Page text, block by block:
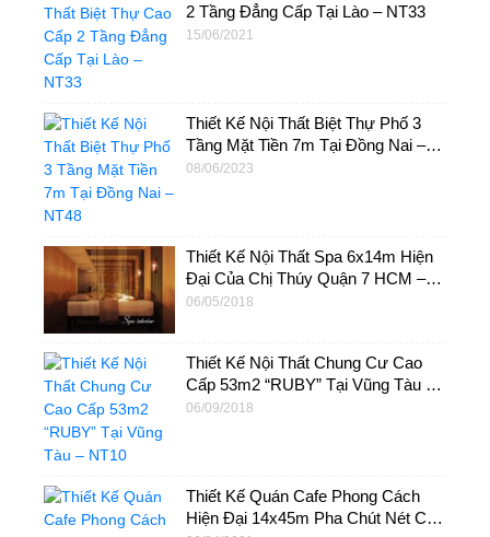
2 Tầng Đẳng Cấp Tại Lào – NT33
15/06/2021
Thiết Kế Nội Thất Biệt Thự Phố 3
Tầng Mặt Tiền 7m Tại Đồng Nai –
NT48
08/06/2023
Thiết Kế Nội Thất Spa 6x14m Hiện
Đại Của Chị Thúy Quận 7 HCM –
NTSP01
06/05/2018
Thiết Kế Nội Thất Chung Cư Cao
Cấp 53m2 “RUBY” Tại Vũng Tàu –
NT10
06/09/2018
Thiết Kế Quán Cafe Phong Cách
Hiện Đại 14x45m Pha Chút Nét Cổ